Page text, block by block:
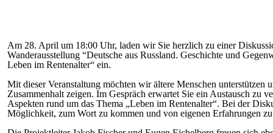
Am 28. April um 18:00 Uhr, laden wir Sie herzlich zu einer
Wanderausstellung “Deutsche aus Russland. Geschichte und
Leben im Rentenalter“ ein.
Mit dieser Veranstaltung möchten wir ältere Menschen unterstützen
Zusammenhalt zeigen. Im Gespräch erwartet Sie ein Austausch zu
Aspekten rund um das Thema „Leben im Rentenalter“. Bei der
Möglichkeit, zum Wort zu kommen und von eigenen Erfahrungen